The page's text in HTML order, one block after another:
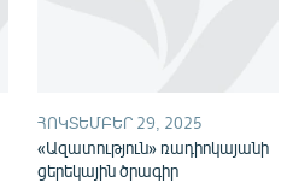
ՀՈԿՏԵՄԲԵՐ 29, 2025
«Ազատություն» ռադիոկայանի
ցերեկային ծրագիր